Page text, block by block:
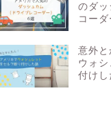
のダッ
コー
意外と
ウォシ
付けし